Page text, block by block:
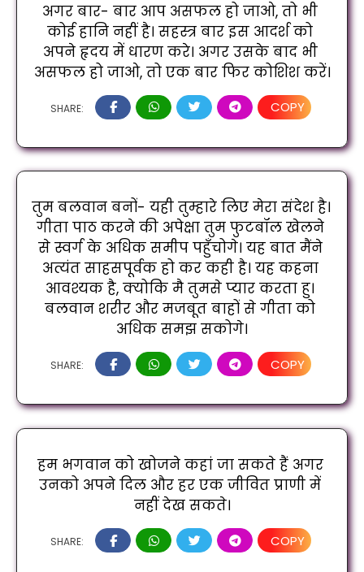
अगर बार- बार आप असफल हो जाओ, तो भी
कोई हानि नहीं है। सहस्त्र बार इस आदर्श को
अपने हृदय में धारण करे। अगर उसके बाद भी
असफल हो जाओ, तो एक बार फिर कोशिश करें।
SHARE: COPY
तुम बलवान बनों- यही तुम्हारे लिए मेरा संदेश है।
गीता पाठ करने की अपेक्षा तुम फुटबॉल खेलने
से स्वर्ग के अधिक समीप पहुँचोगे। यह बात मैंने
अत्यंत साहसपूर्वक हो कर कही है। यह कहना
आवश्यक है, क्योकि मै तुमसे प्यार करता हु।
बलवान शरीर और मजबूत बाहों से गीता को
अधिक समझ सकोगे।
SHARE: COPY
हम भगवान को खोजने कहां जा सकते हैं अगर
उनको अपने दिल और हर एक जीवित प्राणी में
नहीं देख सकते।
SHARE: COPY